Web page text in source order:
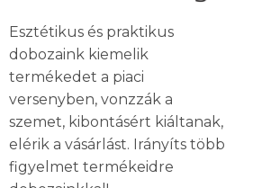
Esztétikus és praktikus
dobozaink kiemelik
termékedet a piaci
versenyben, vonzzák a
szemet, kibontásért kiáltanak,
elérik a vásárlást. Irányíts több
figyelmet termékeidre